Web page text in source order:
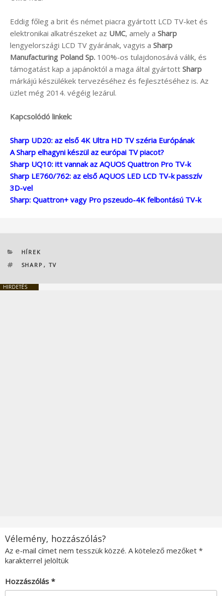
Eddig főleg a brit és német piacra gyártott LCD TV-ket és
elektronikai alkatrészeket az UMC, amely a Sharp
lengyelországi LCD TV gyárának, vagyis a Sharp
Manufacturing Poland Sp. 100%-os tulajdonosává válik, és
támogatást kap a japánoktól a maga által gyártott Sharp
márkájú készülékek tervezéséhez és fejlesztéséhez is. Az
üzlet még 2014. végéig lezárul.
Kapcsolódó linkek:
Sharp UD20: az első 4K Ultra HD TV széria Európának
A Sharp elhagyni készül az európai TV piacot?
Sharp UQ10: itt vannak az AQUOS Quattron Pro TV-k
Sharp LE760/762: az első AQUOS LED LCD TV-k passzív
3D-vel
Sharp: Quattron+ vagy Pro pszeudo-4K felbontású TV-k
KATEGÓRIÁK
HÍREK
CÍMKÉK
SHARP , TV
HIRDETÉS
Vélemény, hozzászólás?
Az e-mail címet nem tesszük közzé. A kötelező mezőket *
karakterrel jelöltük
Hozzászólás *